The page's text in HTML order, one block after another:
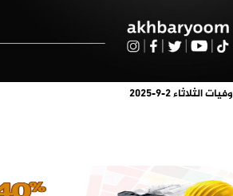
وفيات الثلاثاء 2-9-2025